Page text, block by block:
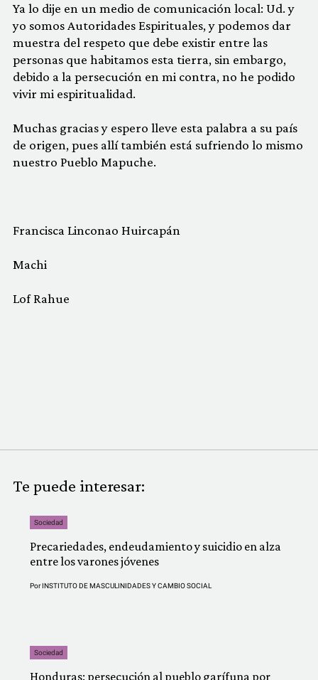
Ya lo dije en un medio de comunicación local: Ud. y
yo somos Autoridades Espirituales, y podemos dar
muestra del respeto que debe existir entre las
personas que habitamos esta tierra, sin embargo,
debido a la persecución en mi contra, no he podido
vivir mi espiritualidad.
Muchas gracias y espero lleve esta palabra a su país
de origen, pues allí también está sufriendo lo mismo
nuestro Pueblo Mapuche.
Francisca Linconao Huircapán
Machi
Lof Rahue
Te puede interesar:
Sociedad
Precariedades, endeudamiento y suicidio en alza
entre los varones jóvenes
PorINSTITUTO DE MASCULINIDADES Y CAMBIO SOCIAL
Sociedad
Honduras: persecución al pueblo garífuna por